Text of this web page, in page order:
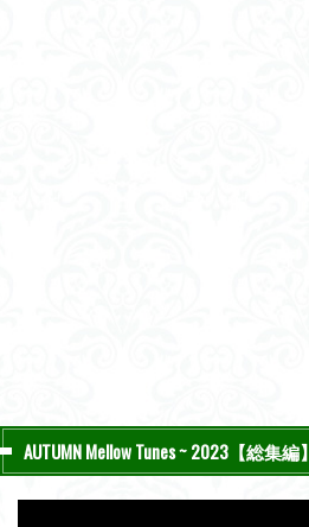
AUTUMN Mellow Tunes ~ 2023【総集編】